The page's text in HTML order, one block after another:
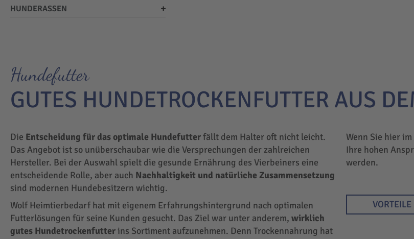
HUNDERASSEN
Hundefutter
GUTES HUNDETROCKENFUTTER AUS
Die Entscheidung für das optimale Hundefutterfällt dem Halter oft nicht leicht.
Das Angebot ist so unüberschaubar wie die Versprechungen der zahlreichen
Hersteller. Bei der Auswahl spielt die gesunde Ernährung des Vierbeiners eine
entscheidende Rolle, aber auch Nachhaltigkeit und natürliche Zusammensetzung
sind modernen Hundebesitzern wichtig.
Wolf Heimtierbedarf hat mit eigenem Erfahrungshintergrund nach optimalen
Futterlösungen für seine Kunden gesucht. Das Ziel war unter anderem, wirklich
gutes Hundetrockenfutter ins Sortiment aufzunehmen. Denn Trockennahrung hat
Wenn Sie hier
Ihre hohen
werden.
VORTEILE